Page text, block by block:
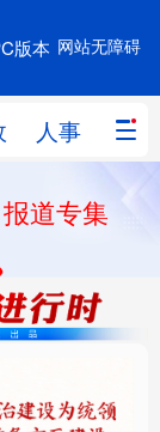
网站无障碍
版本
人事 国际
人事
教育
体育
报道专集